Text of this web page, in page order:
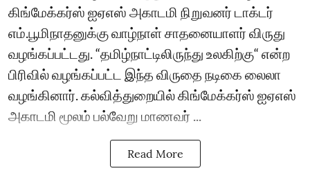
கிங்மேக்கர்ஸ் ஐஏஎஸ் அகாடமி நிறுவனர் டாக்டர்
எம்.பூமிநாதனுக்கு வாழ்நாள் சாதனையாளர் விருது
வழங்கப்பட்டது. “தமிழ்நாட்டிலிருந்து உலகிற்கு“ என்ற
பிரிவில் வழங்கப்பட்ட இந்த விருதை நடிகை லைலா
வழங்கினார். கல்வித்துறையில் கிங்மேக்கர்ஸ் ஐஏஎஸ்
அகாடமி மூலம் பல்வேறு மாணவர் ...
Read More